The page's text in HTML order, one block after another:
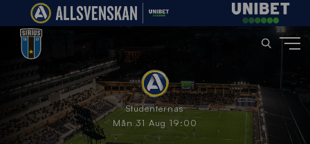
Studenternas
Mån 31 Aug 19:00